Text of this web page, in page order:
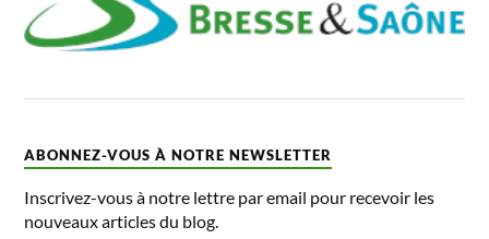
ABONNEZ-VOUS À NOTRE NEWSLETTER
Inscrivez-vous à notre lettre par email pour recevoir les
nouveaux articles du blog.